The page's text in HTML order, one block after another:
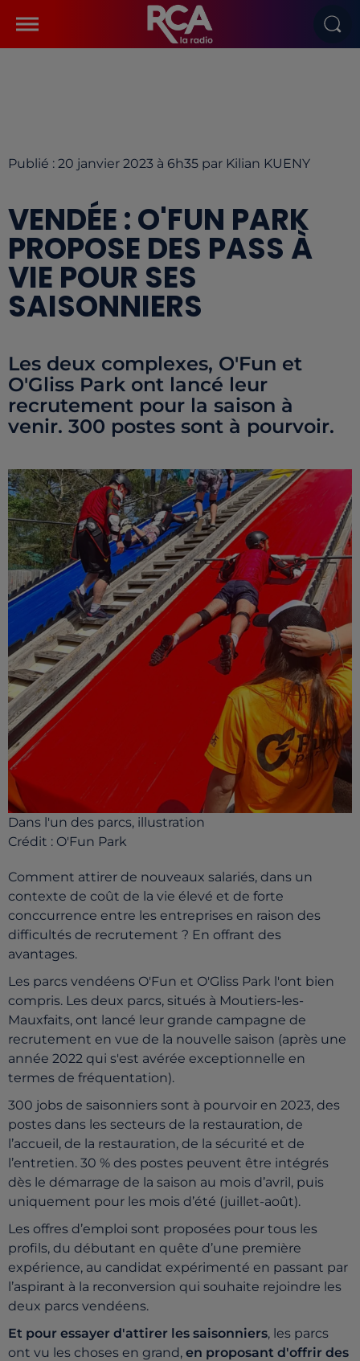
Publié : 20 janvier 2023 à 6h35 par Kilian KUENY
VENDÉE : O'FUN PARK
PROPOSE DES PASS À
VIE POUR SES
SAISONNIERS
Les deux complexes, O'Fun et
O'Gliss Park ont lancé leur
recrutement pour la saison à
venir. 300 postes sont à pourvoir.
Dans l'un des parcs, illustration
Crédit : O'Fun Park
Comment attirer de nouveaux salariés, dans un
contexte de coût de la vie élevé et de forte
conccurrence entre les entreprises en raison des
difficultés de recrutement ? En offrant des
avantages.
Les parcs vendéens O'Fun et O'Gliss Park l'ont bien
compris. Les deux parcs, situés à Moutiers-les-
Mauxfaits, ont lancé leur grande campagne de
recrutement en vue de la nouvelle saison (après une
année 2022 qui s'est avérée exceptionnelle en
termes de fréquentation).
300 jobs de saisonniers sont à pourvoir en 2023, des
postes dans les secteurs de la restauration, de
l’accueil, de la restauration, de la sécurité et de
l’entretien. 30 % des postes peuvent être intégrés
dès le démarrage de la saison au mois d’avril, puis
uniquement pour les mois d’été (juillet-août).
Les offres d’emploi sont proposées pour tous les
profils, du débutant en quête d’une première
expérience, au candidat expérimenté en passant par
l’aspirant à la reconversion qui souhaite rejoindre les
deux parcs vendéens.
Et pour essayer d'attirer les saisonniers, les parcs
ont vu les choses en grand, en proposant d'offrir des